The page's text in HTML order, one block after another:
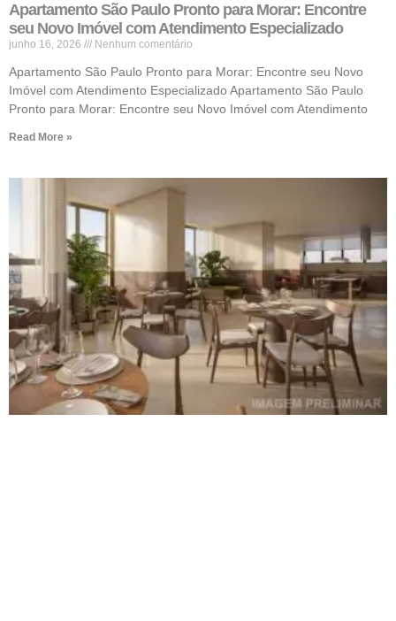
Apartamento São Paulo Pronto para Morar: Encontre
seu Novo Imóvel com Atendimento Especializado
junho 16, 2026 Nenhum comentário
Apartamento São Paulo Pronto para Morar: Encontre seu Novo
Imóvel com Atendimento Especializado Apartamento São Paulo
Pronto para Morar: Encontre seu Novo Imóvel com Atendimento
Read More »